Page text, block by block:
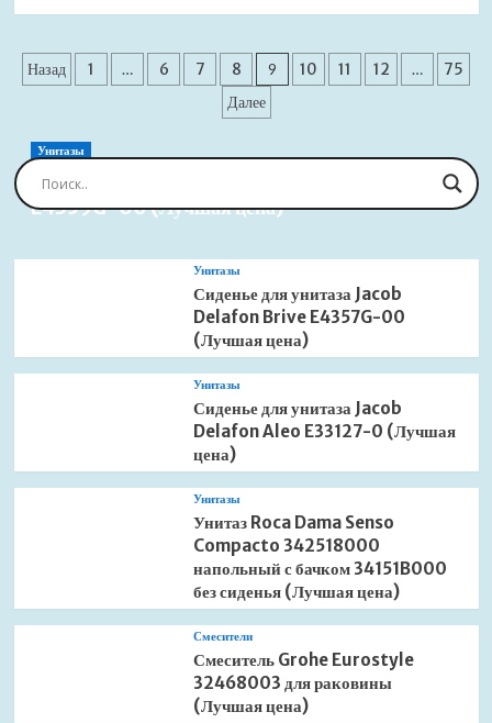
(Лучшая
цена)
Pestan
White
Пагинация
Назад 1 … 6 7 8 9 10 11 12 …
75
Далее
Унитазы
Сиденье для унитаза Jacob Delafon Brive
E4359G-00 (Лучшая цена)
Унитазы
Сиденье для унитаза Jacob
Delafon Brive E4357G-00
(Лучшая цена)
Унитазы
Сиденье для унитаза Jacob
Delafon Aleo E33127-0 (Лучшая
цена)
Унитазы
Унитаз Roca Dama Senso
Compacto 342518000
напольный с бачком 34151B000
без сиденья (Лучшая цена)
Смесители
Смеситель Grohe Eurostyle
32468003 для раковины
(Лучшая цена)